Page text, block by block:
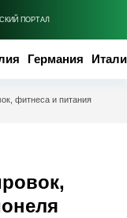
ПОРТАЛ
Германия
фитнеса и питания